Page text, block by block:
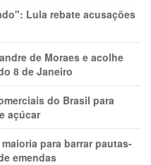
Lula rebate acusações
de Moraes e acolhe
8 de Janeiro
do Brasil para
açúcar
para barrar pautas-
emendas